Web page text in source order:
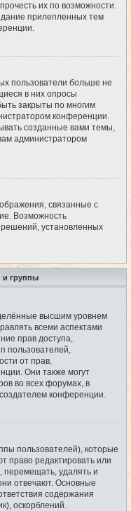
их по возможности.
прилепленных тем
пользователи больше не
в них опросы
закрыты по многим
конференции.
созданные вами темы,
администратором
связанные с
Возможность
установленных
и группы
высшим уровнем
всеми аспектами
прав доступа,
пользователей,
от прав,
Они также могут
во всех форумах, в
конференции.
пользователей), которые
право редактировать или
перемещать, удалять и
отвечают. Основные
содержания
оскорблений.